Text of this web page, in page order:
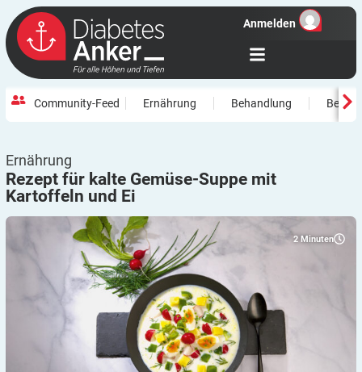
Anmelden
Community-Feed Ernährung Behandlung
Ernährung
Rezept für kalte Gemüse-Suppe mit
Kartoffeln und Ei
2 Minuten